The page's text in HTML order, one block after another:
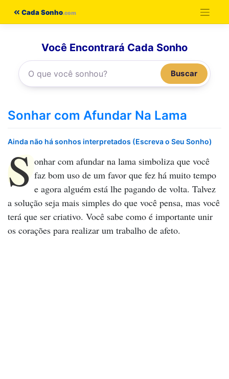
Cada Sonho
Você Encontrará Cada Sonho
Buscar
Sonhar com Afundar Na Lama
Ainda não há sonhos interpretados (Escreva o Seu Sonho)
S onhar com afundar na lama simboliza que você
faz bom uso de um favor que fez há muito tempo
e agora alguém está lhe pagando de volta. Talvez
a solução seja mais simples do que você pensa, mas você
terá que ser criativo. Você sabe como é importante unir
os corações para realizar um trabalho de afeto.